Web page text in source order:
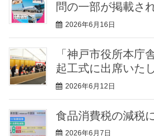
問の一部が掲載さ
2026年6月16日
「神戸市役所本庁
起工式に出席いた
2026年6月12日
食品消費税の減税
2026年6月7日